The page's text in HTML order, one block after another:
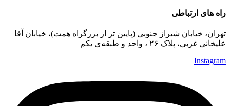
راه های ارتباطی
تهران، خیابان شیراز جنوبی (پایین تر از بزرگراه همت)، خیابان آقا
علیخانی غربی، پلاک ۲۶ ، واحد و طبقه‌ی یکم
Instagram